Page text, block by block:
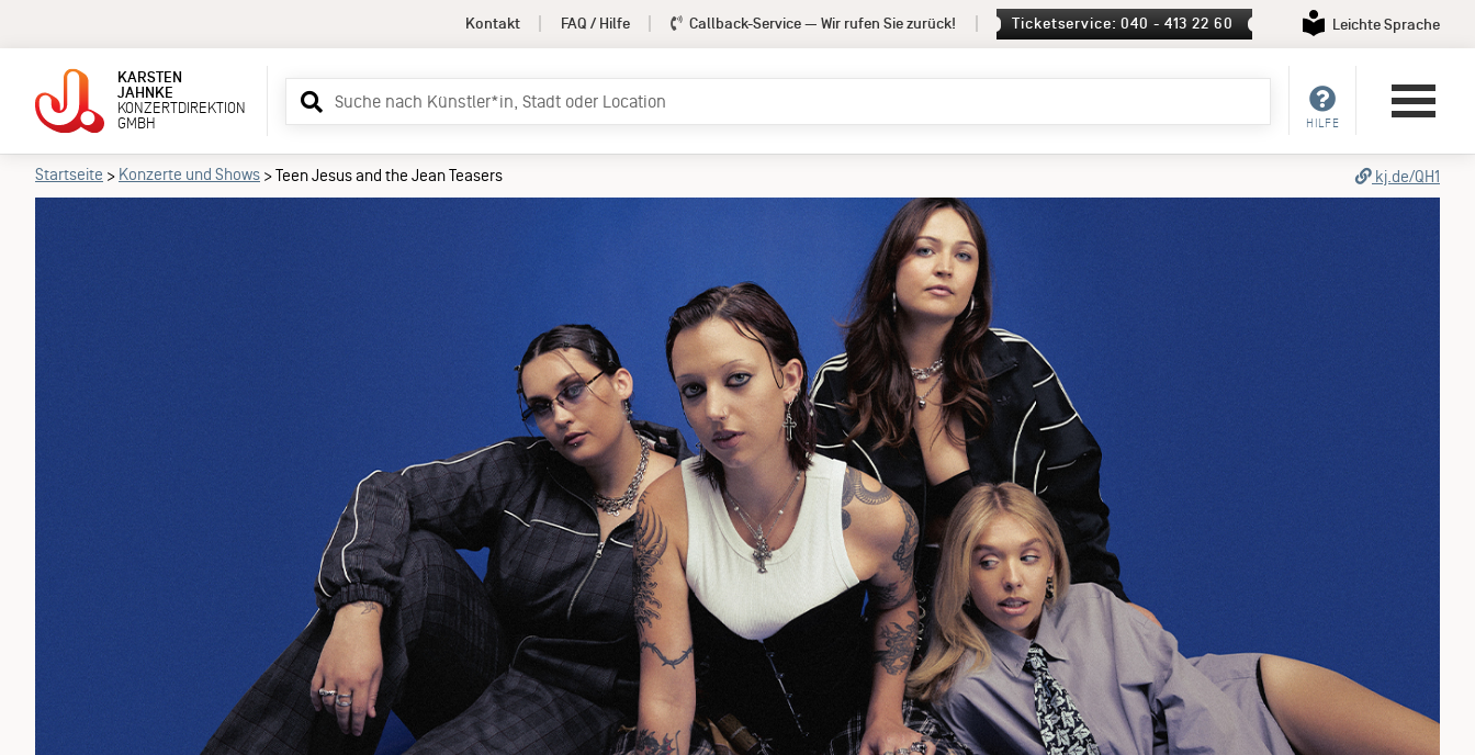
Kontakt FAQ / Hilfe Callback-Service — Wir rufen Sie zurück! Ticketservice: 040 - 413 22 60 Leichte Sprache
KARSTEN
JAHNKE
KONZERTDIREKTION
GMBH
Suchbegriff
eingeben
HILFE
Startseite > Konzerte und Shows >Teen Jesus and the Jean Teasers kj.de/QH1
Teen Jesus and the Jean Teasers Termine Information Pressematerial